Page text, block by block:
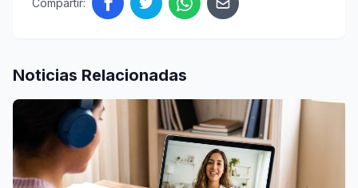
Compartir:
Noticias Relacionadas